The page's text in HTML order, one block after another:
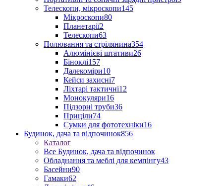
Телескопи, мікроскопи145
Мікроскопи80
Планетарії2
Телескопи63
Полювання та стрілянина354
Алюмінієві штативи26
Біноклі157
Далекоміри10
Кейси захисні7
Ліхтарі тактичні12
Монокуляри16
Підзорні труби36
Приціли74
Сумки для фототехніки16
Будинок, дача та відпочинок856
Каталог
Все Будинок, дача та відпочинок
Обладнання та меблі для кемпінгу43
Басейни90
Гамаки62